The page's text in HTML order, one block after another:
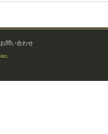
お問い合わせ